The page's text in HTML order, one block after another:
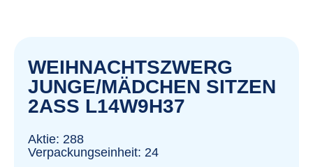
WEIHNACHTSZWERG
JUNGE/MÄDCHEN SITZEN
2ASS L14W9H37
Aktie: 288
Verpackungseinheit: 24